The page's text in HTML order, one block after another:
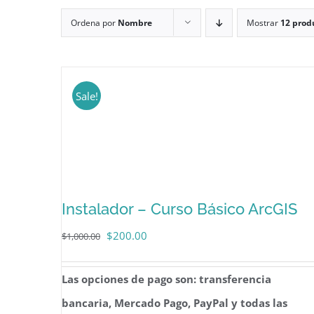
Ordena por Nombre Mostrar 12
Sale!
Instalador – Curso Básico ArcGIS
$1,000.00 El
precio
original
era:
$200.00
precio
actual
es:
Las opciones de pago son: transferencia
bancaria, Mercado Pago, PayPal y todas las